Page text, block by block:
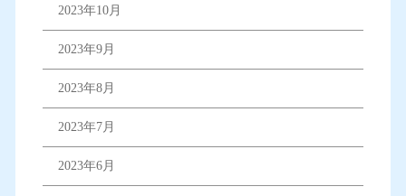
2023年10月
2023年9月
2023年8月
2023年7月
2023年6月